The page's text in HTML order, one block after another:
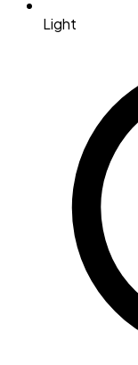
Light